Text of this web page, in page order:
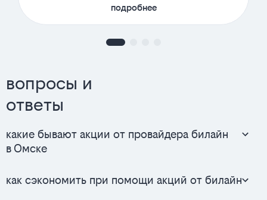
подробнее
вопросы и
ответы
какие бывают акции от провайдера билайн
в Омске
как сэкономить при помощи акций от билайн